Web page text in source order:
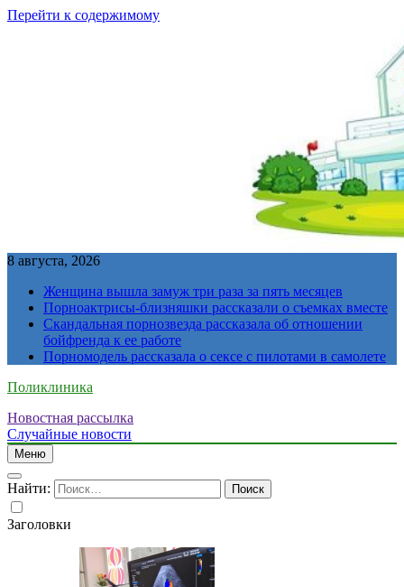
Перейти к содержимому
8 августа, 2026
Женщина вышла замуж три раза за пять месяцев
Порноактрисы-близняшки рассказали о съемках вместе
Скандальная порнозвезда рассказала об отношении
бойфренда к ее работе
Порномодель рассказала о сексе с пилотами в самолете
Поликлиника
Новостная рассылка
Случайные новости
Меню
Найти:
Заголовки